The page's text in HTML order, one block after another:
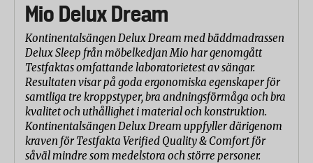
Mio Delux Dream
Kontinentalsängen Delux Dream med bäddmadrassen
Delux Sleep från möbelkedjan Mio har genomgått
Testfaktas omfattande laboratorietest av sängar.
Resultaten visar på goda ergonomiska egenskaper för
samtliga tre kroppstyper, bra andningsförmåga och bra
kvalitet och uthållighet i material och konstruktion.
Kontinentalsängen Delux Dream uppfyller därigenom
kraven för Testfakta Verified Quality & Comfort för
såväl mindre som medelstora och större personer.